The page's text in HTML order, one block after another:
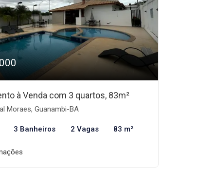
à Venda com 3 quartos, 83m²
Moraes, Guanambi-BA
3 Banheiros 2 Vagas 83 m²